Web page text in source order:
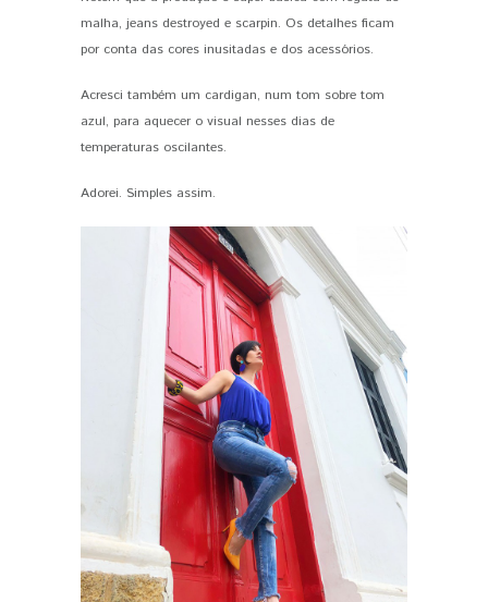
malha, jeans destroyed e scarpin. Os detalhes ficam
por conta das cores inusitadas e dos acessórios.
Acresci também um cardigan, num tom sobre tom
azul, para aquecer o visual nesses dias de
temperaturas oscilantes.
Adorei. Simples assim.